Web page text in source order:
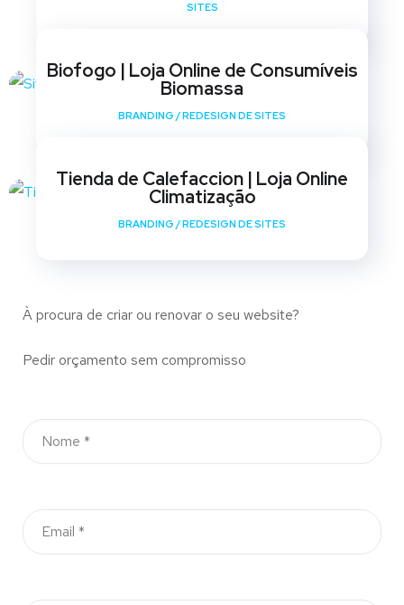
SITES
Biofogo | Loja Online de Consumíveis
Biomassa
BRANDING /REDESIGN DE SITES
Tienda de Calefaccion | Loja Online
Climatização
BRANDING /REDESIGN DE SITES
À procura de criar ou renovar o seu website?
Pedir orçamento sem compromisso